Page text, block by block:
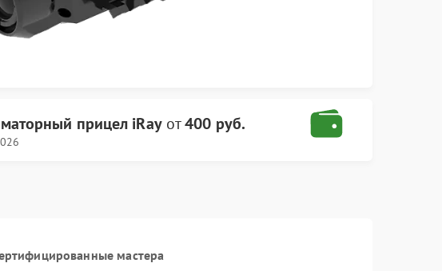
прицел iRayот400 руб.
мастера